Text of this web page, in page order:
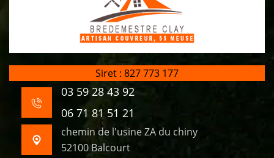
Siret : 827 773 177
03 59 28 43 92
06 71 81 51 21
chemin de l'usine ZA du chiny
52100 Balcourt